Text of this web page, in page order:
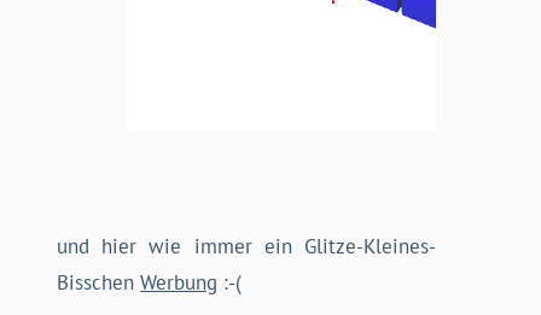
und hier wie immer ein Glitze-Kleines-
BisschenWerbung :-(